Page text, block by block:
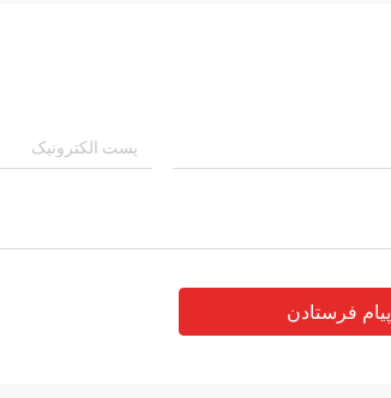
پیام فرستادن